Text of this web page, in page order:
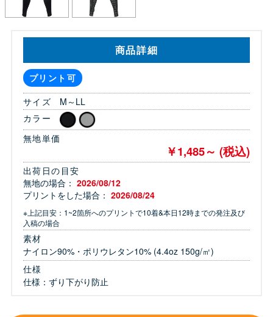
商品詳細
プリント可
サイズ
M～LL
カラー
無地単価
￥1,485～ (税込)
出荷日の目安
無地の場合： 2026/08/12
プリントをした場合： 2026/08/24
※上記目安：1~2箇所へのプリントで10着&本日12時までの発注及び
入稿の場合
素材
ナイロン90%・ポリウレタン10% (4.4oz 150g/㎡)
仕様
仕様：ずり下がり防止